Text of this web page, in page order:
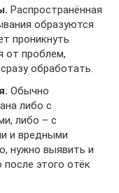
Распространённая
образуются
проникнуть
от проблем,
обработать.
Обычно
либо с
либо – с
и вредными
нужно выявить и
этого отёк